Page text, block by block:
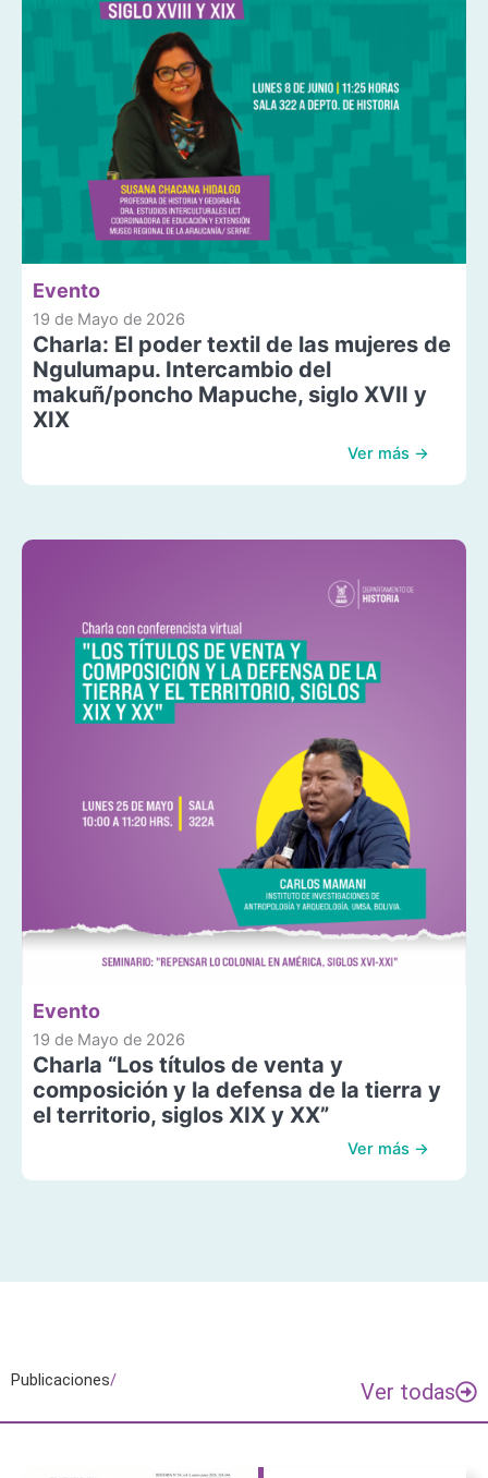
Evento
19 de Mayo de 2026
Charla: El poder textil de las mujeres de
Ngulumapu. Intercambio del
makuñ/poncho Mapuche, siglo XVII y
XIX
Ver más →
Evento
19 de Mayo de 2026
Charla “Los títulos de venta y
composición y la defensa de la tierra y
el territorio, siglos XIX y XX”
Ver más →
Publicaciones/ Ver todas